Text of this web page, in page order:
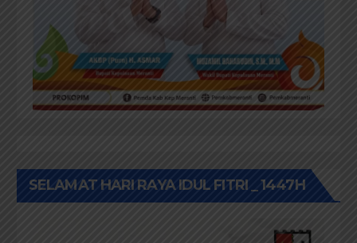
SELAMAT HARI RAYA IDUL FITRI _ 1447H